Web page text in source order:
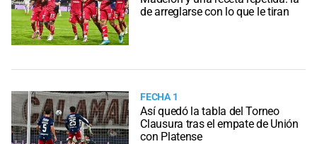
de arreglarse con lo que le tiran
FECHA 1
Así quedó la tabla del Torneo
Clausura tras el empate de Unión
con Platense